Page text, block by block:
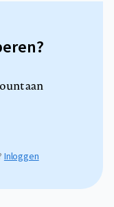
aan
Inloggen